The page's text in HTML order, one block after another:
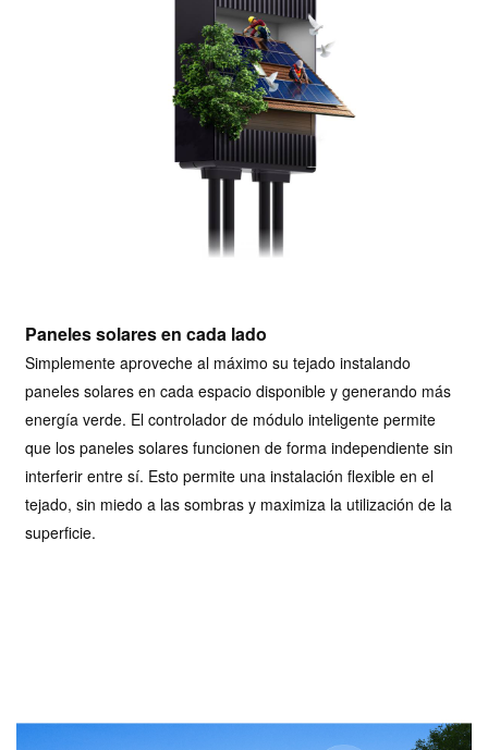
Paneles solares en cada lado
Simplemente aproveche al máximo su tejado instalando
paneles solares en cada espacio disponible y generando más
energía verde. El controlador de módulo inteligente permite
que los paneles solares funcionen de forma independiente sin
interferir entre sí. Esto permite una instalación flexible en el
tejado, sin miedo a las sombras y maximiza la utilización de la
superficie.